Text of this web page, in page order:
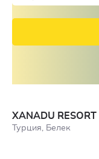
XANADU RESORT
Турция, Белек